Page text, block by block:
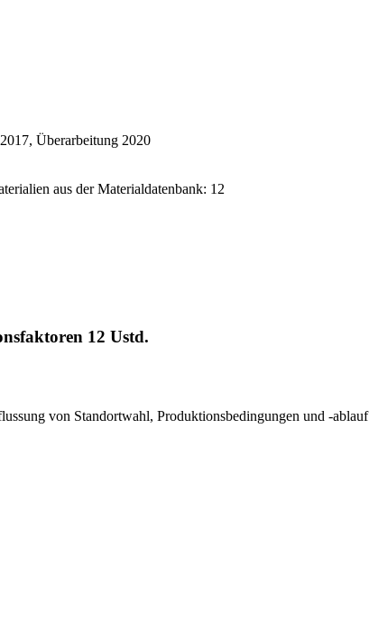
Überarbeitung 2020
aus der Materialdatenbank: 12
12 Ustd.
von Standortwahl, Produktionsbedingungen und -ablauf